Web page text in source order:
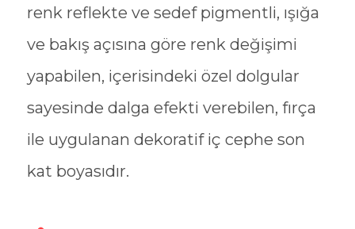
renk reflekte ve sedef pigmentli, ışığa
ve bakış açısına göre renk değişimi
yapabilen, içerisindeki özel dolgular
sayesinde dalga efekti verebilen, fırça
ile uygulanan dekoratif iç cephe son
kat boyasıdır.